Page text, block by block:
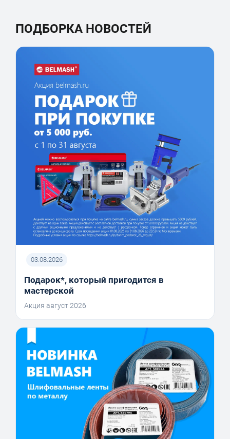
ПОДБОРКА НОВОСТЕЙ
03.08.2026
Подарок*, который пригодится в
мастерской
Акция август 2026